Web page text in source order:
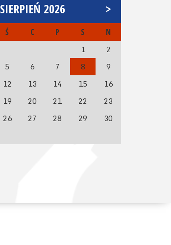
SIERPIEŃ 2026 >
Ś C P S N
1
2
5 6 7 8
9
12 13 14 15
16
19 20 21 22
23
26 27 28 29
30